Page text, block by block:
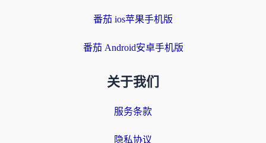
番茄 ios苹果手机版
番茄 Android安卓手机版
关于我们
服务条款
隐私协议